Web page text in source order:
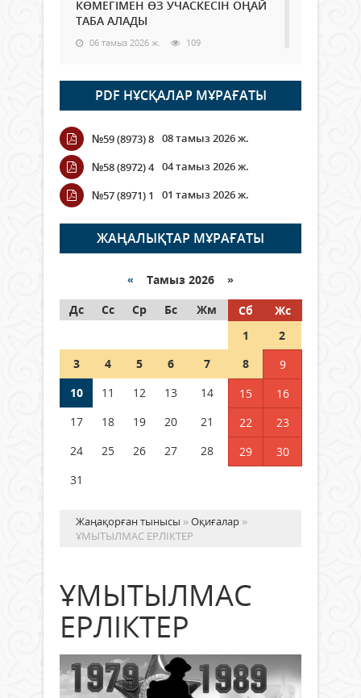
КӨМЕГІМЕН ӨЗ УЧАСКЕСІН ОҢАЙ
ТАБА АЛАДЫ
06 тамыз 2026 ж. 109
Open Air: Қызылорда облысы
полиция департаменті 20
мыңнан астам көрерменнің
қауіпсіздігін қамтамасыз етті
06 тамыз 2026 ж.
Wi-Fi ҚАБЫРҒА АРҚЫЛЫ ҚАЛАЙ
ӨТЕДІ?
06 тамыз 2026 ж. 285
граждане Казахстана,
05 тамыз 2026 ж. 166
Шетелде жүрген Қазақстан
азаматтары қалай дауыс бере
05 тамыз 2026 ж.
PDF НҰСҚАЛАР МҰРАҒАТЫ
№59 (8973) 8 08 тамыз 2026 ж.
№58 (8972) 4 04 тамыз 2026 ж.
№57 (8971) 1
01 тамыз 2026 ж.
ЖАҢАЛЫҚТАР МҰРАҒАТЫ
« Тамыз 2026 »
Дс
Сс Ср Бс Жм Сб
Жс
1
2
3
4 5 6 7 8
9
10
11 12 13 14 15
16
17
18 19 20 21 22
23
24
25 26 27 28 29
30
31
Жаңақорған тынысы »Оқиғалар »
ҰМЫТЫЛМАС ЕРЛІКТЕР
ҰМЫТЫЛМАС
ЕРЛІКТЕР